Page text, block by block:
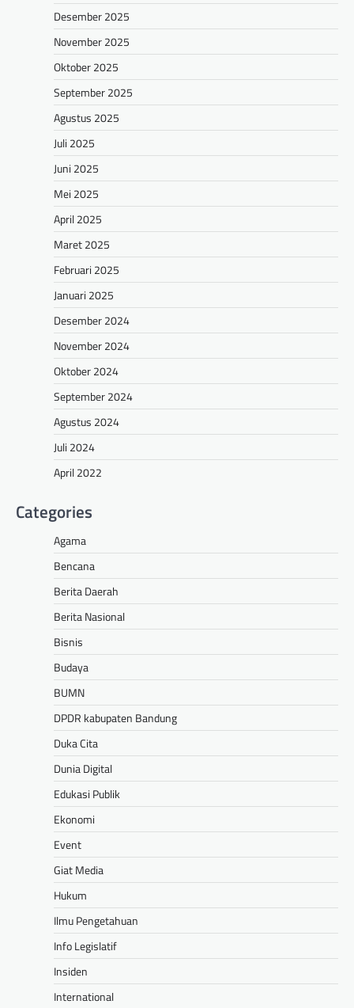
Desember 2025
November 2025
Oktober 2025
September 2025
Agustus 2025
Juli 2025
Juni 2025
Mei 2025
April 2025
Maret 2025
Februari 2025
Januari 2025
Desember 2024
November 2024
Oktober 2024
September 2024
Agustus 2024
Juli 2024
April 2022
Categories
Agama
Bencana
Berita Daerah
Berita Nasional
Bisnis
Budaya
BUMN
DPDR kabupaten Bandung
Duka Cita
Dunia Digital
Edukasi Publik
Ekonomi
Event
Giat Media
Hukum
Ilmu Pengetahuan
Info Legislatif
Insiden
International